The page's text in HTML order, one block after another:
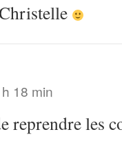
18 min
reprendre les